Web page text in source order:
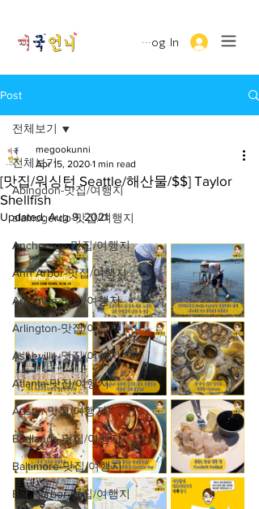
Log In
Post
전체보기
Abingdon-맛집/여행지
alamogordo-맛집/여행지
Anchorage-맛집/여행지
Ann Arbor-맛집/여행지
Arlington-맛집/여행지
Arlington-맛집/여행지
Asheville-맛집/여행지
Atlanta-맛집/여행지
Austin-맛집/여행지
Badlands-맛집/여행지
Baltimore-맛집/여행지
Bar Harbor-맛집/여행지
전체보기
[맛집/워싱턴 Seattle/해산물/$$] Taylor
Shellfish
megookunni
Apr 15, 2020 1 min read
Updated:Aug 9, 2021